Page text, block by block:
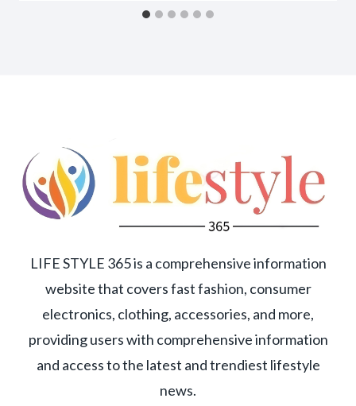
LIFE STYLE 365 is a comprehensive information
website that covers fast fashion, consumer
electronics, clothing, accessories, and more,
providing users with comprehensive information
and access to the latest and trendiest lifestyle
news.